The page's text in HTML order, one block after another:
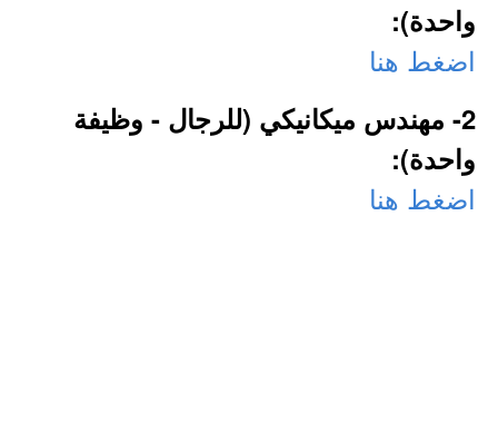
واحدة):
اضغط هنا
2- مهندس ميكانيكي (للرجال - وظيفة
واحدة):
اضغط هنا